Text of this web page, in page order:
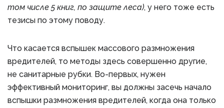
том числе 5 книг, по защите леса), у него тоже есть
тезисы по этому поводу.
Что касается вспышек массового размножения
вредителей, то методы здесь совершенно другие,
не санитарные рубки. Во-первых, нужен
эффективный мониторинг, вы должны засечь начало
вспышки размножения вредителей, когда она только